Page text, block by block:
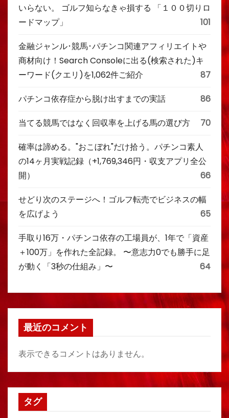
いらない。 ゴルフ知らなきゃ損する 「１００切りロ
ードマップ」
101
金融ジャンル･競馬･パチンコ関連アフィリエイトや
商材向け！Search Consoleに出る(検索された)キ
ーワード(クエリ)を1,062件ご紹介
87
パチンコ依存症から脱け出すまでの実話 86
当てる競馬ではなく回収率を上げる馬の選び方 70
確率は諦める。"おこぼれ"だけ拾う。パチンコ素人
の14ヶ月実戦記録（+1,769,346円・収支アプリ全公
開）
66
せどり次のステージへ！ゴルフ転売でビジネスの幅
を広げよう
65
手取り16万・パチンコ依存の工場員が、1年で「資産
＋100万」を作れた全記録。 〜意志力0でも勝手に足
が動く「3秒の仕組み」〜
64
最近のコメント
表示できるコメントはありません。
タグ